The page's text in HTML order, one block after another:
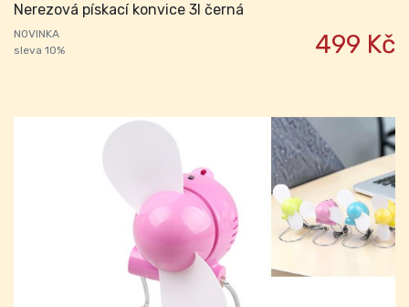
Nerezová pískací konvice 3l černá
NOVINKA
sleva 10%
499 Kč